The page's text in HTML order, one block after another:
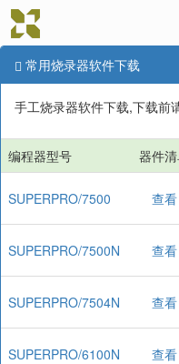
常用烧录器软件下载
手工烧录器软件下载,下载前
编程器型号 器件
SUPERPRO/7500 查看
SUPERPRO/7500N 查看
SUPERPRO/7504N 查看
SUPERPRO/6100N 查看